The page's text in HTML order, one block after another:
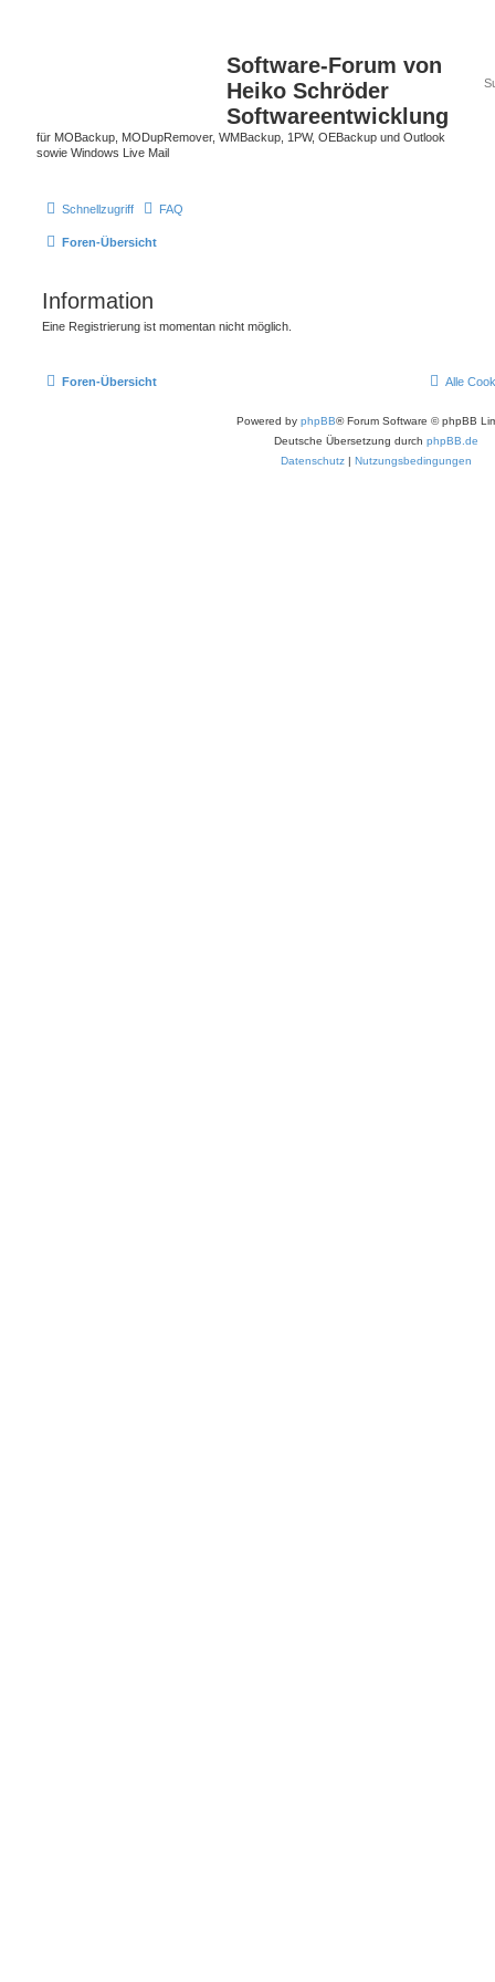
Software-Forum von
Heiko Schröder
Softwareentwicklung
für MOBackup, MODupRemover, WMBackup, 1PW, OEBackup und Outlook
sowie Windows Live Mail
Schnellzugriff FAQ
Foren-Übersicht
Information
Eine Registrierung ist momentan nicht möglich.
Foren-Übersicht Alle
Powered by phpBB® Forum Software © phpBB
Deutsche Übersetzung durch phpBB.de
Datenschutz | Nutzungsbedingungen